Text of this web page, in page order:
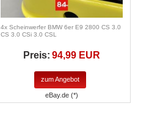
4x Scheinwerfer BMW 6er E9 2800 CS 3.0
CS 3.0 CSi 3.0 CSL
Preis: 94,99 EUR
zum Angebot
eBay.de (*)